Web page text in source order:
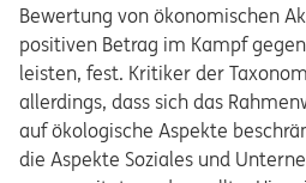
Bewertung von ökonomischen
positiven Betrag im Kampf
leisten, fest. Kritiker der
allerdings, dass sich das
auf ökologische Aspekte
die Aspekte Soziales und